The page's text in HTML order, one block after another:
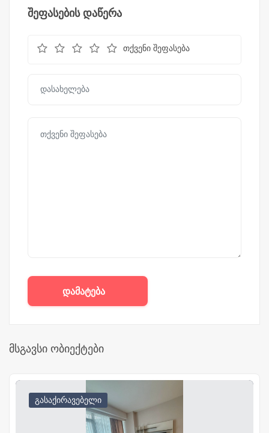
შეფასების დაწერა
თქვენი შეფასება
დამატება
მსგავსი ობიექტები
გასაქირავებელი